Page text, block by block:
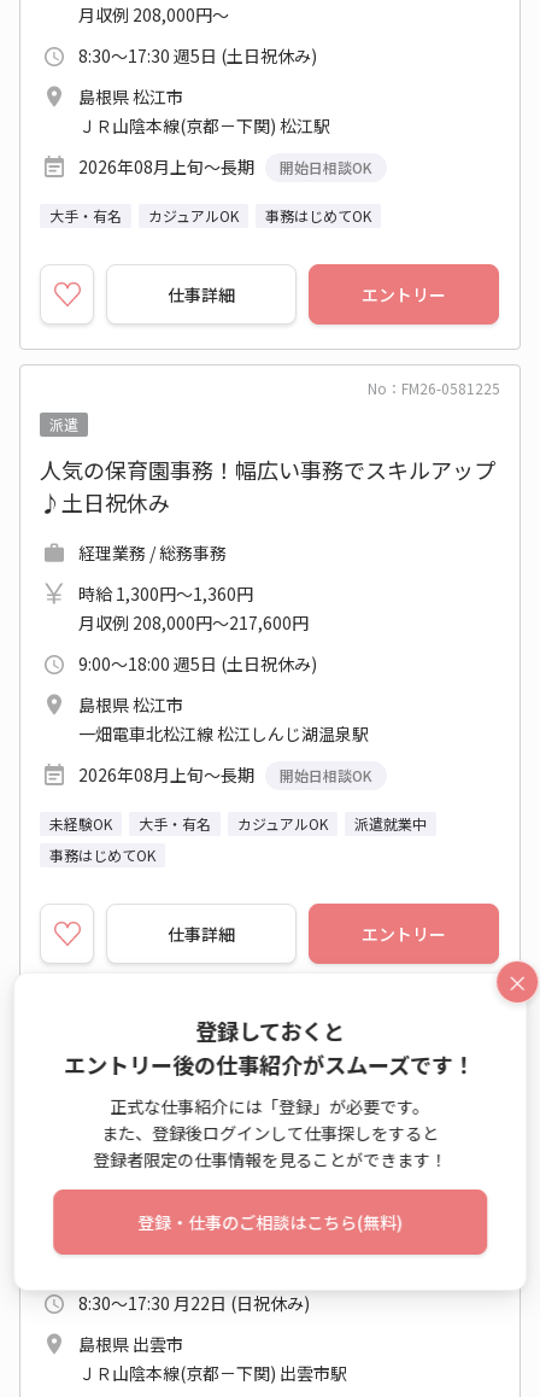
月収例 208,000円～
8:30～17:30 週5日 (土日祝休み)
島根県 松江市
ＪＲ山陰本線(京都－下関) 松江駅
2026年08月上旬～長期
開始日相談OK
大手・有名 カジュアルOK 事務はじめてOK
仕事詳細 エントリー
No：FM26-0581225
派遣
人気の保育園事務！幅広い事務でスキルアップ
♪土日祝休み
経理業務 / 総務事務
時給 1,300円～1,360円
月収例 208,000円～217,600円
9:00～18:00 週5日 (土日祝休み)
島根県 松江市
一畑電車北松江線 松江しんじ湖温泉駅
2026年08月上旬～長期
開始日相談OK
未経験OK 大手・有名 カジュアルOK
派遣就業中
事務はじめてOK
仕事詳細 エントリー
派遣
＜短期＞3か月程度 即日スタート！時短・自
動車会社事務♪
一般事務・OA事務
時給 1,200円以上
月収例 198,000円～
8:30～17:30 月22日 (日祝休み)
島根県 出雲市
ＪＲ山陰本線(京都－下関) 出雲市駅
×
登録しておくと
エントリー後の仕事紹介がスムーズです！
正式な仕事紹介には「登録」が必要です。
また、登録後ログインして仕事探しをすると
登録者限定の仕事情報を見ることができます！
登録・仕事のご相談はこちら(無料)